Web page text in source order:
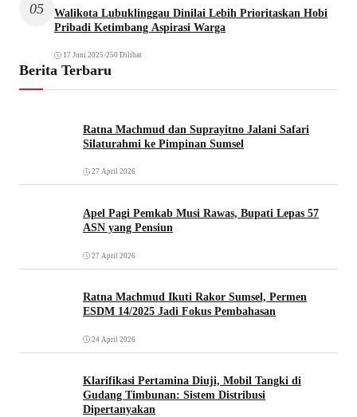
05
Walikota Lubuklinggau Dinilai Lebih Prioritaskan Hobi
Pribadi Ketimbang Aspirasi Warga
17 Juni 2025 •250 Dilihat
Berita Terbaru
Ratna Machmud dan Suprayitno Jalani Safari
Silaturahmi ke Pimpinan Sumsel
27 April 2026
Apel Pagi Pemkab Musi Rawas, Bupati Lepas 57
ASN yang Pensiun
27 April 2026
Ratna Machmud Ikuti Rakor Sumsel, Permen
ESDM 14/2025 Jadi Fokus Pembahasan
24 April 2026
Klarifikasi Pertamina Diuji, Mobil Tangki di
Gudang Timbunan: Sistem Distribusi
Dipertanyakan